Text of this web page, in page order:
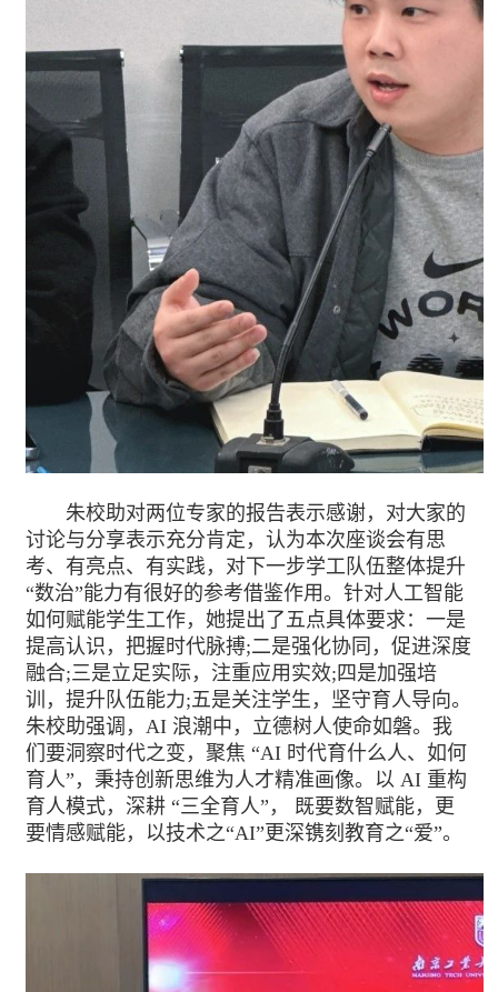
朱校助对两位专家的报告表示感谢，对大家的
讨论与分享表示充分肯定，认为本次座谈会有思
考、有亮点、有实践，对下一步学工队伍整体提升
“数治”能力有很好的参考借鉴作用。针对人工智能
如何赋能学生工作，她提出了五点具体要求：一是
提高认识，把握时代脉搏;二是强化协同，促进深度
融合;三是立足实际，注重应用实效;四是加强培
训，提升队伍能力;五是关注学生，坚守育人导向。
朱校助强调，AI 浪潮中，立德树人使命如磐。我
们要洞察时代之变，聚焦 “AI 时代育什么人、如何
育人”，秉持创新思维为人才精准画像。以 AI 重构
育人模式，深耕 “三全育人”， 既要数智赋能，更
要情感赋能，以技术之“AI”更深镌刻教育之“爱”。